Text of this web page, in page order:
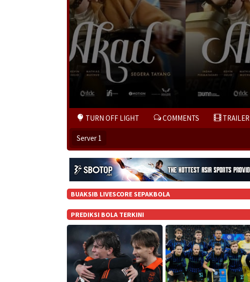
TURN OFF LIGHT COMMENTS TRAILER
Server 1
BUAKSIB LIVESCORE SEPAKBOLA
PREDIKSI BOLA TERKINI